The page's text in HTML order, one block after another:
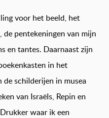
voor het beeld, het
pentekeningen van mijn
en tantes. Daarnaast zijn
in het
schilderijen in musea
van Israëls, Repin en
waar ik een